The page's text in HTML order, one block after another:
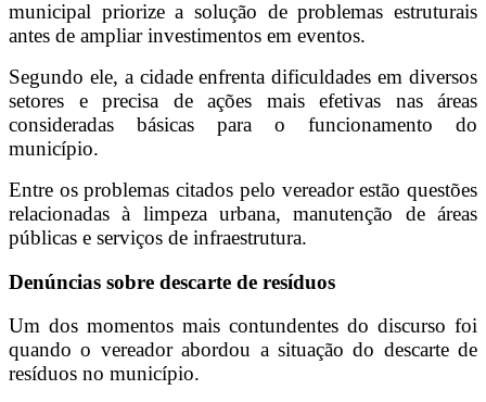
municipal priorize a solução de problemas estruturais
antes de ampliar investimentos em eventos.
Segundo ele, a cidade enfrenta dificuldades em diversos
setores e precisa de ações mais efetivas nas áreas
consideradas básicas para o funcionamento do
município.
Entre os problemas citados pelo vereador estão questões
relacionadas à limpeza urbana, manutenção de áreas
públicas e serviços de infraestrutura.
Denúncias sobre descarte de resíduos
Um dos momentos mais contundentes do discurso foi
quando o vereador abordou a situação do descarte de
resíduos no município.